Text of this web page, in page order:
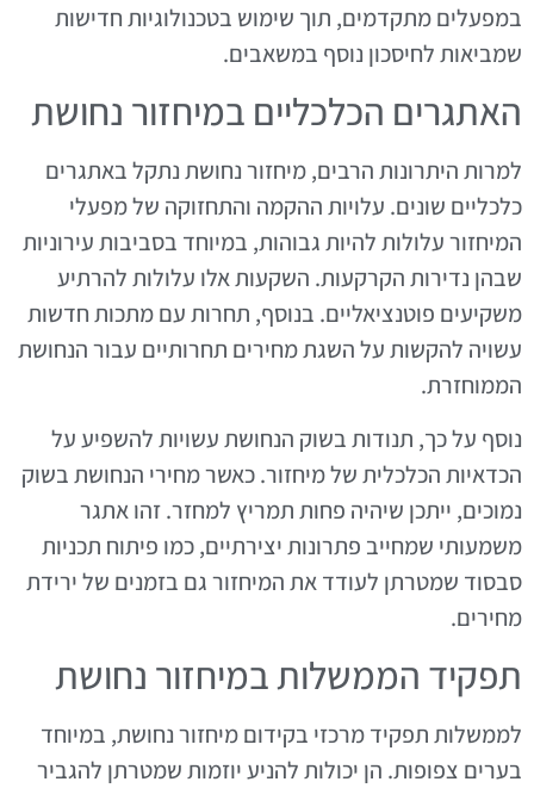
במפעלים מתקדמים, תוך שימוש בטכנולוגיות חדישות
שמביאות לחיסכון נוסף במשאבים.
האתגרים הכלכליים במיחזור נחושת
למרות היתרונות הרבים, מיחזור נחושת נתקל באתגרים
כלכליים שונים. עלויות ההקמה והתחזוקה של מפעלי
המיחזור עלולות להיות גבוהות, במיוחד בסביבות עירוניות
שבהן נדירות הקרקעות. השקעות אלו עלולות להרתיע
משקיעים פוטנציאליים. בנוסף, תחרות עם מתכות חדשות
עשויה להקשות על השגת מחירים תחרותיים עבור הנחושת
הממוחזרת.
נוסף על כך, תנודות בשוק הנחושת עשויות להשפיע על
הכדאיות הכלכלית של מיחזור. כאשר מחירי הנחושת בשוק
נמוכים, ייתכן שיהיה פחות תמריץ למחזר. זהו אתגר
משמעותי שמחייב פתרונות יצירתיים, כמו פיתוח תכניות
סבסוד שמטרתן לעודד את המיחזור גם בזמנים של ירידת
מחירים.
תפקיד הממשלות במיחזור נחושת
לממשלות תפקיד מרכזי בקידום מיחזור נחושת, במיוחד
בערים צפופות. הן יכולות להניע יוזמות שמטרתן להגביר